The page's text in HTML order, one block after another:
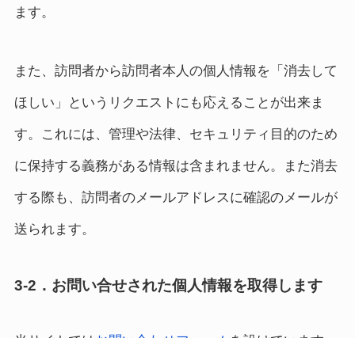
ます。
また、訪問者から訪問者本人の個人情報を「消去して
ほしい」というリクエストにも応えることが出来ま
す。これには、管理や法律、セキュリティ目的のため
に保持する義務がある情報は含まれません。また消去
する際も、訪問者のメールアドレスに確認のメールが
送られます。
3-2．お問い合せされた個人情報を取得します